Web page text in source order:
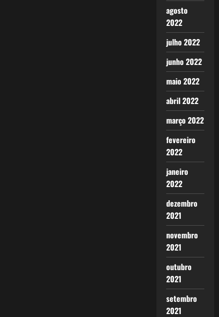
agosto
2022
julho 2022
junho 2022
maio 2022
abril 2022
março 2022
fevereiro
2022
janeiro
2022
dezembro
2021
novembro
2021
outubro
2021
setembro
2021